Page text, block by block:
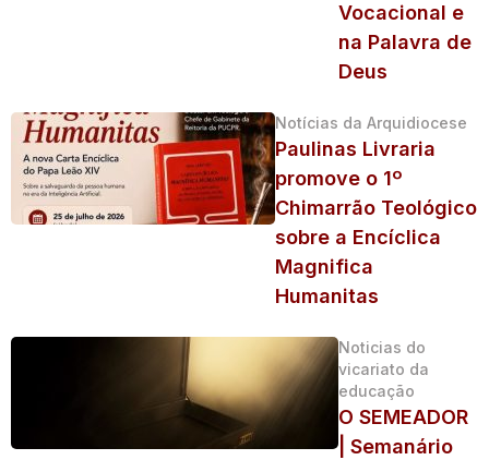
Vocacional e
na Palavra de
Deus
Notícias da Arquidiocese
Paulinas Livraria
promove o 1º
Chimarrão Teológico
sobre a Encíclica
Magnifica
Humanitas
Noticias do
vicariato da
educação
O SEMEADOR
| Semanário